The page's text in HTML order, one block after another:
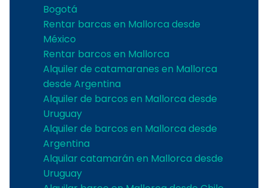
Bogotá
Rentar barcas en Mallorca desde
México
Rentar barcos en Mallorca
Alquiler de catamaranes en Mallorca
desde Argentina
Alquiler de barcos en Mallorca desde
Uruguay
Alquiler de barcos en Mallorca desde
Argentina
Alquilar catamarán en Mallorca desde
Uruguay